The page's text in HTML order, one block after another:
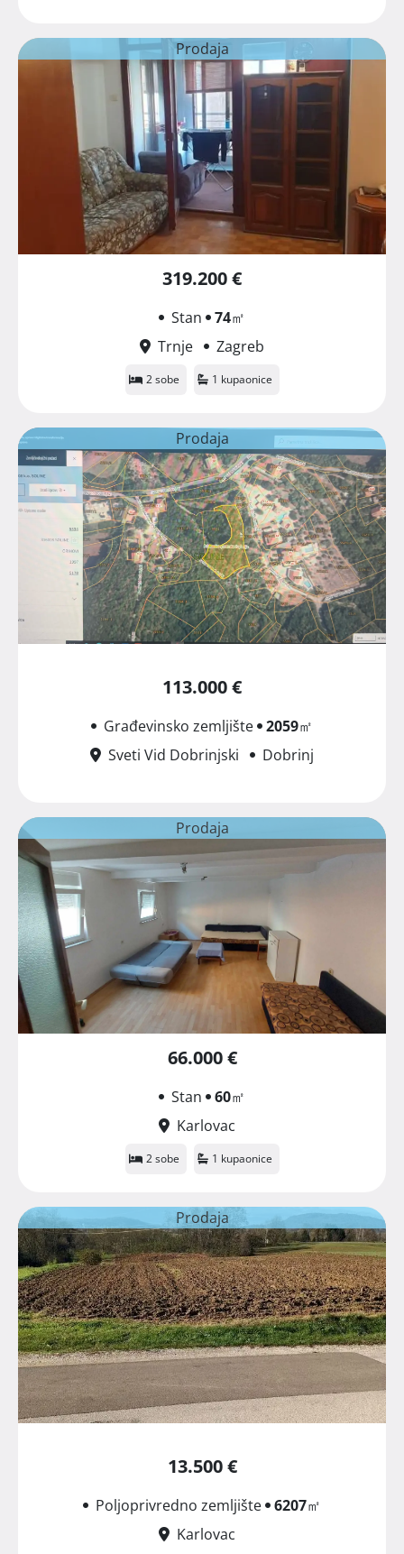
Prodaja
319.200 €
Stan 74㎡
Trnje
Zagreb
2 sobe 1 kupaonice
Prodaja
113.000 €
Građevinsko zemljište 2059㎡
Sveti Vid Dobrinjski
Dobrinj
Prodaja
66.000 €
Stan 60㎡
Karlovac
2 sobe 1 kupaonice
Prodaja
13.500 €
Poljoprivredno zemljište 6207㎡
Karlovac